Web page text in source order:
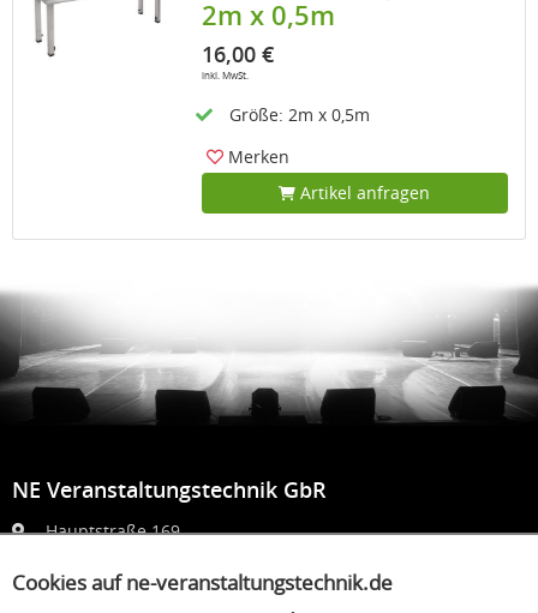
2m x 0,5m
16,00 €
inkl. MwSt.
Größe: 2m x 0,5m
Merken
Artikel anfragen
NE Veranstaltungstechnik GbR
Hauptstraße 169
info@ne-veranstaltungstechnik.de
Cookies auf ne-veranstaltungstechnik.de